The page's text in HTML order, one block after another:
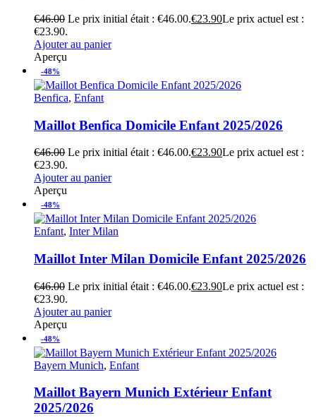
€46.00 Le prix initial était : €46.00.€23.90Le prix actuel est :
€23.90.
Ajouter au panier
Aperçu
-48%
Benfica, Enfant
Maillot Benfica Domicile Enfant 2025/2026
€46.00 Le prix initial était : €46.00.€23.90Le prix actuel est :
€23.90.
Ajouter au panier
Aperçu
-48%
Enfant, Inter Milan
Maillot Inter Milan Domicile Enfant 2025/2026
€46.00 Le prix initial était : €46.00.€23.90Le prix actuel est :
€23.90.
Ajouter au panier
Aperçu
-48%
Bayern Munich, Enfant
Maillot Bayern Munich Extérieur Enfant
2025/2026